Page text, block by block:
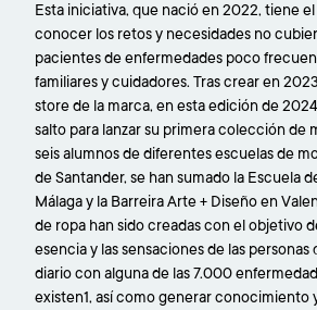
Esta iniciativa, que nació en 2022, tiene
conocer los retos y necesidades no
pacientes de enfermedades poco
familiares y cuidadores. Tras crear en
store de la marca, en esta edición de 2024,
salto para lanzar su primera colección de
seis alumnos de diferentes escuelas de
de Santander, se han sumado la Escuela
Málaga y la Barreira Arte + Diseño en
de ropa han sido creadas con el objetivo
esencia y las sensaciones de las
diario con alguna de las 7.000
existen1, así como generar conocimiento